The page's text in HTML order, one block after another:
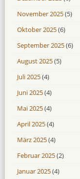
November 2025(5)
Oktober 2025(6)
September 2025(6)
August 2025(5)
Juli 2025(4)
Juni 2025(4)
Mai 2025(4)
April 2025(4)
März 2025(4)
Februar 2025(2)
Januar 2025(4)